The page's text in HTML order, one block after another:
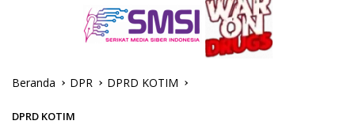
Beranda DPR DPRD KOTIM
DPRD KOTIM